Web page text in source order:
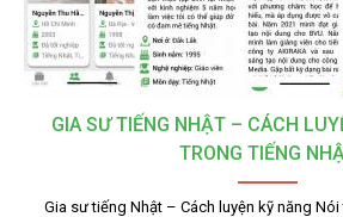
GIA SƯ TIẾNG NHẬT – CÁCH
TRONG TIẾNG
Gia sư tiếng Nhật – Cách luyện kỹ năng